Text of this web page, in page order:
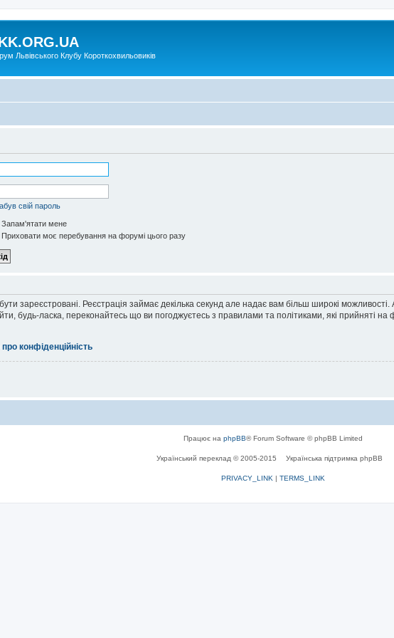
Львівського Клубу Короткохвильовиків
свій пароль
Запам'ятати мене
Приховати моє перебування на форумі цього разу
зареєстровані. Реєстрація займає декілька секунд але надає вам більш широкі
будь-ласка, переконайтесь що ви погоджуєтесь з правилами та політиками, які
конфіденційність
Працює на phpBB® Forum Software © phpBB Limited
Український переклад © 2005-2015 Українська підтримка phpBB
PRIVACY_LINK | TERMS_LINK